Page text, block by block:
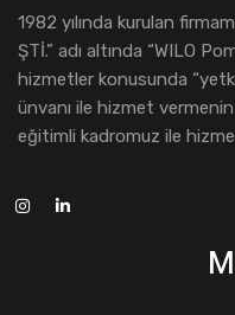
1982 yılında kurulan
ŞTİ.” adı altında “WILO
hizmetler konusunda
ünvanı ile hizmet
eğitimli kadromuz ile